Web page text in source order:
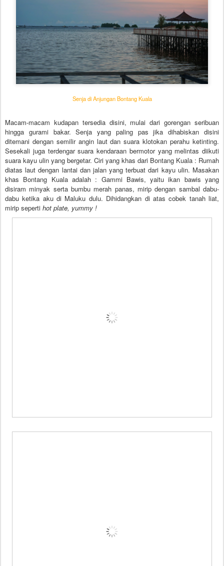
Senja di Anjungan Bontang Kuala
Macam-macam kudapan tersedia disini, mulai dari gorengan seribuan
hingga gurami bakar. Senja yang paling pas jika dihabiskan disini
ditemani dengan semilir angin laut dan suara klotokan perahu ketinting.
Sesekali juga terdengar suara kendaraan bermotor yang melintas diikuti
suara kayu ulin yang bergetar. Ciri yang khas dari Bontang Kuala : Rumah
diatas laut dengan lantai dan jalan yang terbuat dari kayu ulin. Masakan
khas Bontang Kuala adalah : Gammi Bawis, yaitu ikan bawis yang
disiram minyak serta bumbu merah panas, mirip dengan sambal dabu-
dabu ketika aku di Maluku dulu. Dihidangkan di atas cobek tanah liat,
mirip seperti hot plate, yummy !